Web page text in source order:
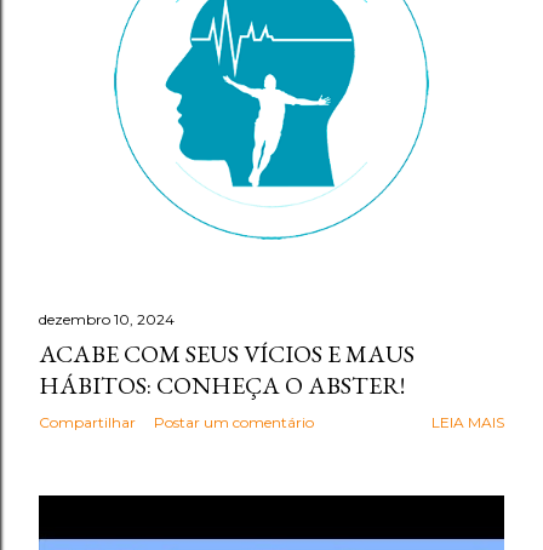
dezembro 10, 2024
ACABE COM SEUS VÍCIOS E MAUS
HÁBITOS: CONHEÇA O ABSTER!
Compartilhar Postar um comentário LEIA MAIS